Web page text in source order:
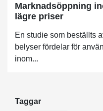
Marknadsöppning
lägre priser
En studie som beställts
belyser fördelar för
inom...
Taggar